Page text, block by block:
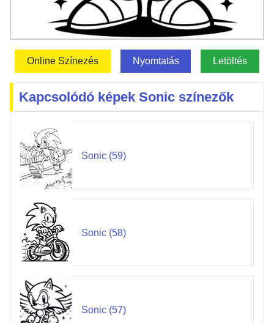
Online Színezés Nyomtatás Letöltés
Kapcsolódó képek Sonic színezők
Sonic (59)
Sonic (58)
Sonic (57)